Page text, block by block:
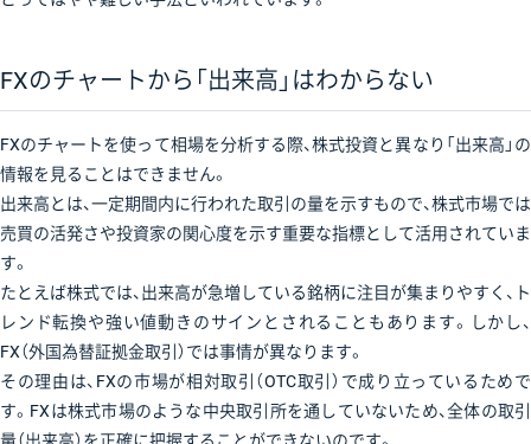
FXのチャートから「出来高」はわからない
FXのチャートを使って相場を分析する際、株式投資と異なり「出来高」の
情報を見ることはできません。
出来高とは、一定期間内に行われた取引の量を示すもので、株式市場では
売買の活発さや投資家の関心度を示す重要な指標として活用されていま
す。
たとえば株式では、出来高が急増している銘柄に注目が集まりやすく、ト
レンド転換や強い値動きのサインとされることもあります。しかし、
FX（外国為替証拠金取引）では事情が異なります。
その理由は、FXの市場が相対取引（OTC取引）で成り立っているためで
す。FXは株式市場のような中央取引所を通していないため、全体の取引